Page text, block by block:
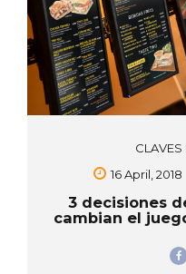
CLAVES
16 April, 2018
3 decisiones
cambian el